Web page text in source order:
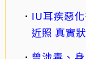
IU耳疾惡
近照 真實